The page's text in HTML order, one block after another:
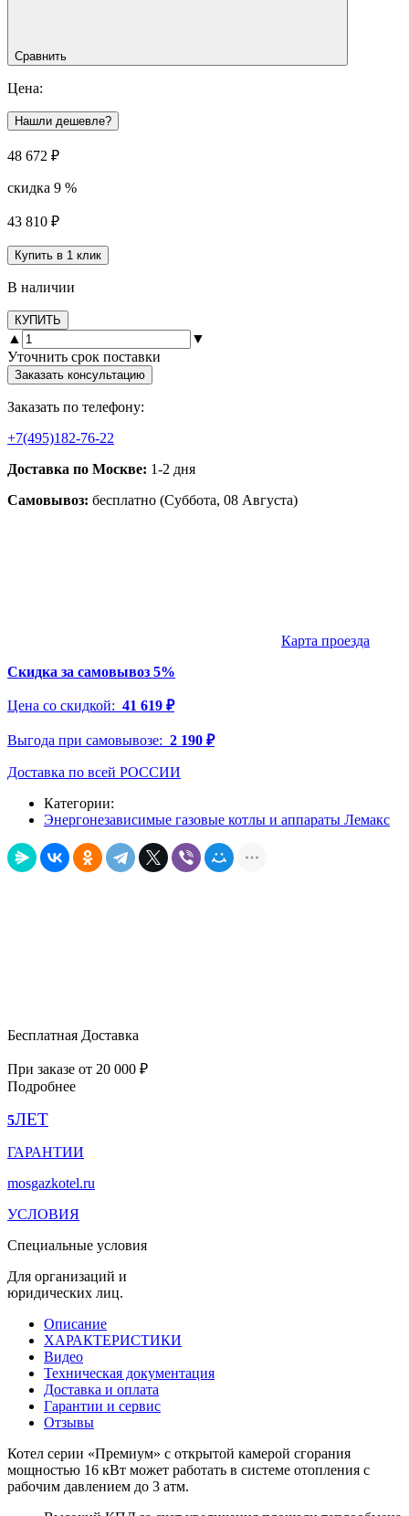
Сравнить
Цена:
Нашли дешевле?
48 672 ₽
скидка 9 %
43 810 ₽
Купить в 1 клик
В наличии
КУПИТЬ
▲
▼
Уточнить срок поставки
Заказать консультацию
Заказать по телефону:
+7(495)182-76-22
Доставка по Москве: 1-2 дня
Самовывоз: бесплатно (Суббота, 08 Августа)
Карта проезда
Скидка за самовывоз 5%
Цена со скидкой: 41 619 ₽
Выгода при самовывозе: 2 190 ₽
Доставка по всей РОССИИ
Категории:
Энергонезависимые газовые котлы и аппараты Лемакс
Бесплатная Доставка
При заказе от 20 000 ₽
Подробнее
5ЛЕТ
ГАРАНТИИ
mosgazkotel.ru
УСЛОВИЯ
Специальные условия
Для организаций и
юридических лиц.
Описание
ХАРАКТЕРИСТИКИ
Видео
Техническая документация
Доставка и оплата
Гарантии и сервис
Отзывы
Котел серии «Премиум» с открытой камерой сгорания
мощностью 16 кВт может работать в системе отопления с
рабочим давлением до 3 атм.